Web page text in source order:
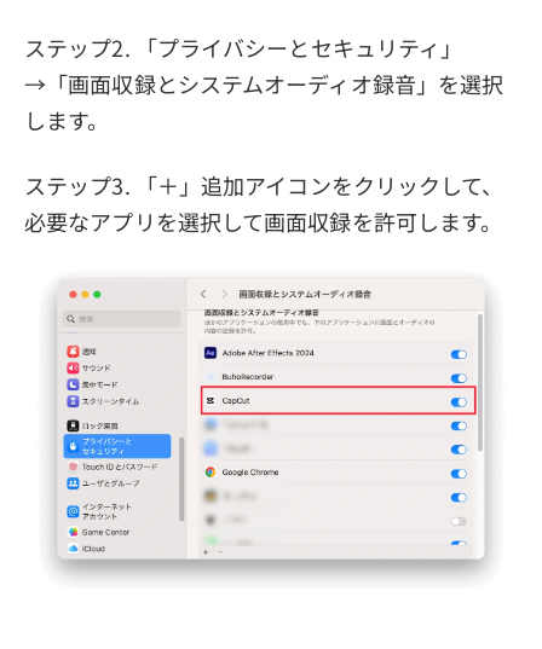
ステップ2. 「プライバシーとセキュリティ」
→「画面収録とシステムオーディオ録音」を選択
します。
ステップ3. 「＋」追加アイコンをクリックして、
必要なアプリを選択して画面収録を許可します。